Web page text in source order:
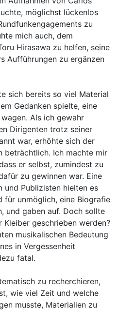
möglichst lückenlos
zu
mich auch, dem
Hirasawa zu helfen, seine
Aufführungen zu ergänzen
sich bereits so viel Material
Gedanken spielte, eine
Als ich gewahr
Dirigenten trotz seiner
war, erhöhte sich der
beträchtlich. Ich machte mir
er selbst, zumindest zu
zu gewinnen war. Eine
und Publizisten hielten es
für unmöglich, eine Biografie
und gaben auf. Doch sollte
geschrieben werden?
musikalischen Bedeutung
in Vergessenheit
fatal.
zu recherchieren,
wie viel Zeit und welche
musste, Materialien zu